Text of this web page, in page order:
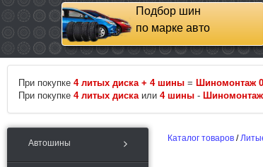
Подбор шин
по марке авто
При покупке 4 литых диска + 4 шины = Шиномонтаж
При покупке 4 литых диска или 4 шины - Шиномонтаж
Автошины Каталог товаров /